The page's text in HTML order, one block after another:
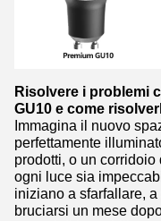
Risolvere i problemi
GU10 e come
Immagina il nuovo
perfettamente
prodotti, o un
ogni luce sia
iniziano a sfarfallare,
bruciarsi un mese